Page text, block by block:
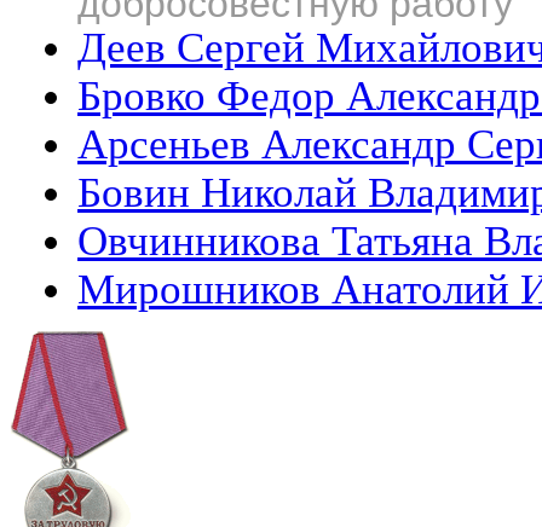
Деев Сергей
Бровко Федор
Арсеньев Александр
Бовин Николай
Овчинникова Татьяна
Мирошников Анатолий